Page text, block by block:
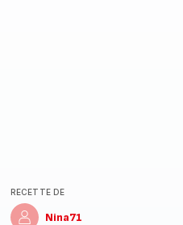
RECETTE DE
Nina71